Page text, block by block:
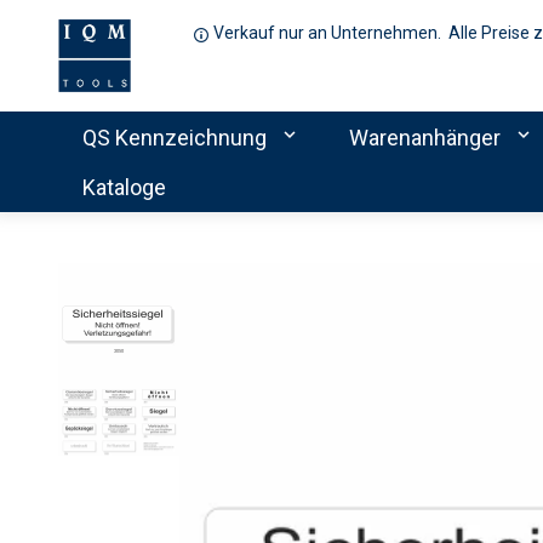
Verkauf nur an Unternehmen. Alle Preise
QS Kennzeichnung expand_more Warenanhänger expand_more
Kataloge